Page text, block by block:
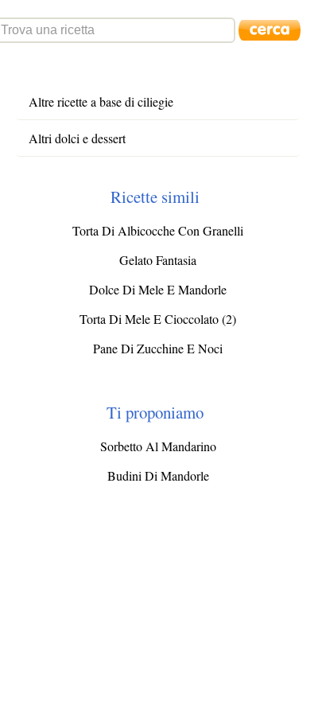
Altre ricette a base di ciliegie
Altri dolci e dessert
Ricette simili
Torta Di Albicocche Con Granelli
Gelato Fantasia
Dolce Di Mele E Mandorle
Torta Di Mele E Cioccolato (2)
Pane Di Zucchine E Noci
Ti proponiamo
Sorbetto Al Mandarino
Budini Di Mandorle